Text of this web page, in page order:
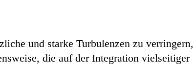
und starke Turbulenzen zu
die auf der Integration